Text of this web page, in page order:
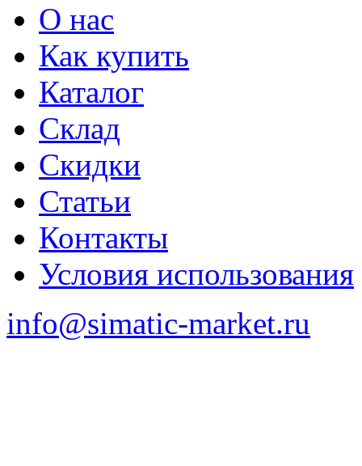
О нас
Как купить
Каталог
Склад
Скидки
Статьи
Контакты
Условия использования
info@simatic-market.ru